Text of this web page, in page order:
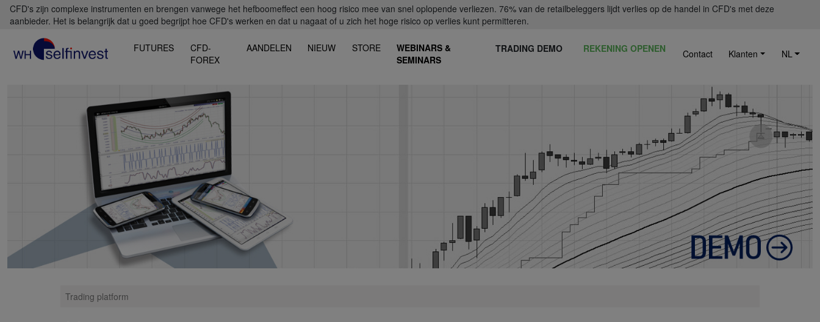
CFD's zijn complexe instrumenten en brengen vanwege het hefboomeffect een hoog risico mee van snel oplopende verliezen. 76% van de retailbeleggers lijdt verlies op de handel in CFD's met deze
aanbieder. Het is belangrijk dat u goed begrijpt hoe CFD's werken en dat u nagaat of u zich het hoge risico op verlies kunt permitteren.
FUTURES
CFD-
FOREX
AANDELEN NIEUW STORE
WEBINARS &
SEMINARS
TRADING DEMO REKENING OPENEN Contact Klanten NL
Trading platform